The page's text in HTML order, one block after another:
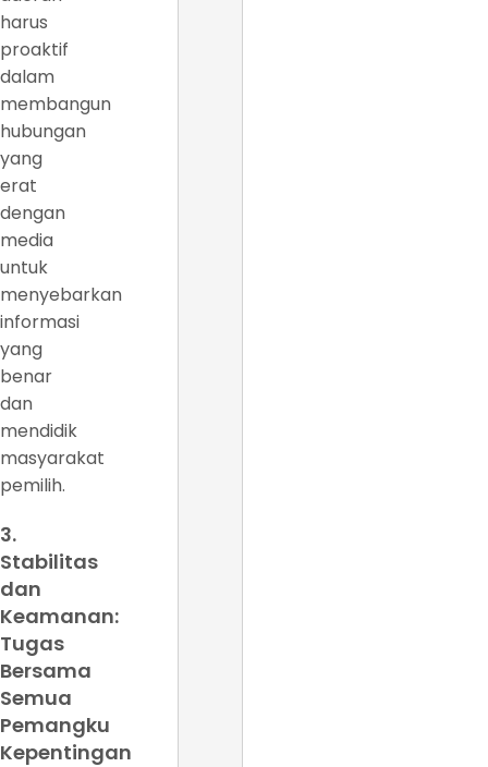
harus
proaktif
dalam
membangun
hubungan
yang
erat
dengan
media
untuk
menyebarkan
informasi
yang
benar
dan
mendidik
masyarakat
pemilih.
3.
Stabilitas
dan
Keamanan:
Tugas
Bersama
Semua
Pemangku
Kepentingan